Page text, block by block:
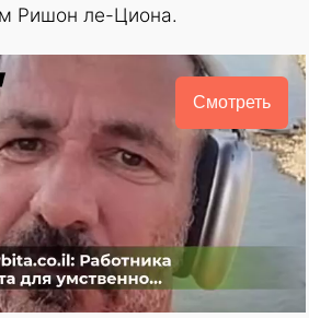
Ришон ле-Циона.
Смотреть